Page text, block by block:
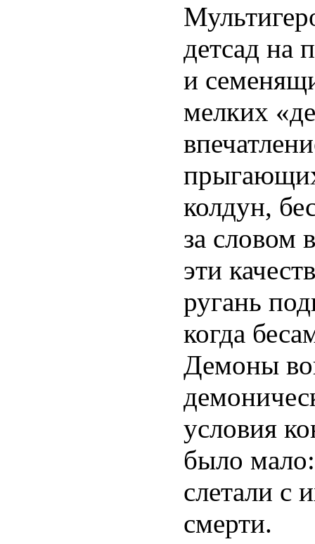
детсад на
и
мелких
колдун,
за словом
эти
ругань
когда
Демоны
условия
было
слетали с
смерти.